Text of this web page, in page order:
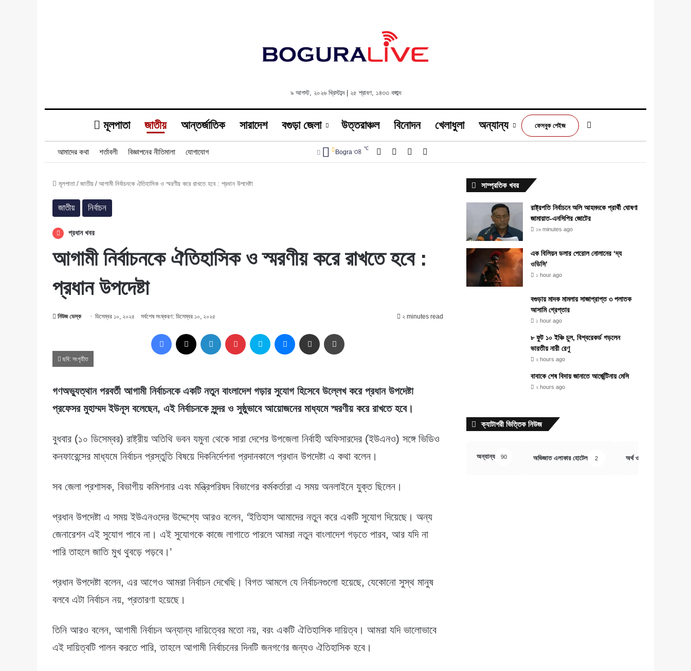
৯ আগস্ট, ২০২৬ খ্রিস্টাব্দ| ২৫ শ্রাবণ, ১৪৩৩ বঙ্গাব্দ
মূলপাতা জাতীয় আন্তর্জাতিক সারাদেশ বগুড়া জেলা উত্তরাঞ্চল বিনোদন খেলাধুলা অন্যান্য ফেসবুক পেইজ
আমাদের কথা শর্তাবলী বিজ্ঞাপনের নীতিমালা যোগাযোগ Bogra ৩৪ ℃ Facebook YouTube
মূলপাতা / জাতীয় / আগামী নির্বাচনকে ঐতিহাসিক ও স্মরণীয় করে রাখতে হবে : প্রধান উপদেষ্টা
জাতীয় নির্বাচন
প্রধান খবর
আগামী নির্বাচনকে ঐতিহাসিক ও স্মরণীয় করে রাখতে হবে :
প্রধান উপদেষ্টা
নিউজ ডেস্ক ডিসেম্বর ১০, ২০২৫ সর্বশেষ সংষ্করণ: ডিসেম্বর ১০, ২০২৫ ২ minutes read
Facebook LinkedIn Pinterest Skype MessengerShare via Email
ছবি: সংগৃহীত
গণঅভ্যুত্থান পরবর্তী আগামী নির্বাচনকে একটি নতুন বাংলাদেশ গড়ার সুযোগ হিসেবে উল্লেখ করে প্রধান উপদেষ্টা
প্রফেসর মুহাম্মদ ইউনূস বলেছেন, এই নির্বাচনকে সুন্দর ও সুষ্ঠুভাবে আয়োজনের মাধ্যমে স্মরণীয় করে রাখতে হবে।
বুধবার (১০ ডিসেম্বর) রাষ্ট্রীয় অতিথি ভবন যমুনা থেকে সারা দেশের উপজেলা নির্বাহী অফিসারদের (ইউএনও) সঙ্গে ভিডিও
কনফারেন্সের মাধ্যমে নির্বাচন প্রস্তুতি বিষয়ে দিকনির্দেশনা প্রদানকালে প্রধান উপদেষ্টা এ কথা বলেন।
সব জেলা প্রশাসক, বিভাগীয় কমিশনার এবং মন্ত্রিপরিষদ বিভাগের কর্মকর্তারা এ সময় অনলাইনে যুক্ত ছিলেন।
প্রধান উপদেষ্টা এ সময় ইউএনওদের উদ্দেশ্যে আরও বলেন, ‘ইতিহাস আমাদের নতুন করে একটি সুযোগ দিয়েছে। অন্য
জেনারেশন এই সুযোগ পাবে না। এই সুযোগকে কাজে লাগাতে পারলে আমরা নতুন বাংলাদেশ গড়তে পারব, আর যদি না
পারি তাহলে জাতি মুখ থুবড়ে পড়বে।’
প্রধান উপদেষ্টা বলেন, এর আগেও আমরা নির্বাচন দেখেছি। বিগত আমলে যে নির্বাচনগুলো হয়েছে, যেকোনো সুস্থ মানুষ
বলবে এটা নির্বাচন নয়, প্রতারণা হয়েছে।
তিনি আরও বলেন, আগামী নির্বাচন অন্যান্য দায়িত্বের মতো নয়, বরং একটি ঐতিহাসিক দায়িত্ব। আমরা যদি ভালোভাবে
এই দায়িত্বটি পালন করতে পারি, তাহলে আগামী নির্বাচনের দিনটি জনগণের জন্যও ঐতিহাসিক হবে।
সাম্প্রতিক খবর
রাষ্ট্রপতি নির্বাচনে অলি আহমদকে প্রার্থী ঘোষণা
জামায়াত-এনসিপির জোটের
১৬ minutes ago
এক বিলিয়ন ডলার পেরোল নোলানের ‘দ্য
ওডিসি’
১ hour ago
বগুড়ায় মাদক মামলায় সাজাপ্রাপ্ত ৩ পলাতক
আসামি গ্রেপ্তার
১ hour ago
৮ ফুট ১০ ইঞ্চি চুল, বিশ্বরেকর্ড গড়লেন
ভারতীয় নারী রেণু
২ hours ago
বাবাকে শেষ বিদায় জানাতে আর্জেন্টিনায় মেসি
২ hours ago
ক্যাটাগরী ভিত্তিক নিউজ
অন্যান্য 90 অভিজাত এলাকার হোটেল 2 অর্থ ও বানিজ্য